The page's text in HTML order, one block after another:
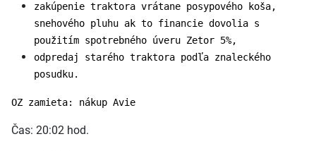
zakúpenie traktora vrátane posypového koša,
snehového pluhu ak to financie dovolia s
použitím spotrebného úveru Zetor 5%,
odpredaj starého traktora podľa znaleckého
posudku.
OZ zamieta: nákup Avie
Čas: 20:02 hod.